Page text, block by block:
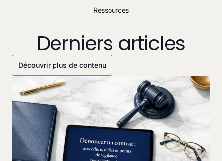
Ressources
Derniers articles
Découvrir plus de contenu